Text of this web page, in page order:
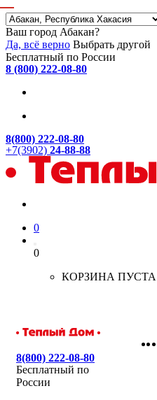
Ваш город Абакан?
Да, всё верно Выбрать другой
Бесплатный по России
8 (800) 222-08-80
8(800) 222-08-80
+7(3902) 24-88-88
0
0
КОРЗИНА ПУСТА
8(800) 222-08-80
Бесплатный по
России